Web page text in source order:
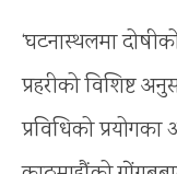
‘घटनास्थलमा
प्रहरीको विशिष्ट
प्रविधिको